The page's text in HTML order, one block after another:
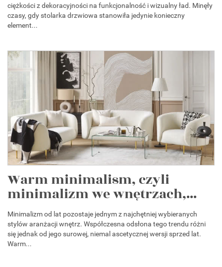
ciężkości z dekoracyjności na funkcjonalność i wizualny ład. Minęły
czasy, gdy stolarka drzwiowa stanowiła jedynie konieczny
element...
Warm minimalism, czyli
minimalizm we wnętrzach,...
Minimalizm od lat pozostaje jednym z najchętniej wybieranych
stylów aranżacji wnętrz. Współczesna odsłona tego trendu różni
się jednak od jego surowej, niemal ascetycznej wersji sprzed lat.
Warm...